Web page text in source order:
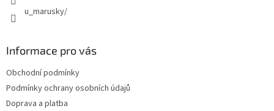
u_marusky/
Informace pro vás
Obchodní podmínky
Podmínky ochrany osobních údajů
Doprava a platba